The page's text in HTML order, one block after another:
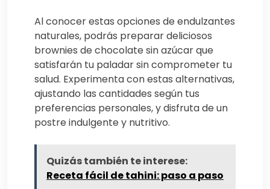
Al conocer estas opciones de endulzantes
naturales, podrás preparar deliciosos
brownies de chocolate sin azúcar que
satisfarán tu paladar sin comprometer tu
salud. Experimenta con estas alternativas,
ajustando las cantidades según tus
preferencias personales, y disfruta de un
postre indulgente y nutritivo.
Quizás también te interese:
Receta fácil de tahini: paso a paso